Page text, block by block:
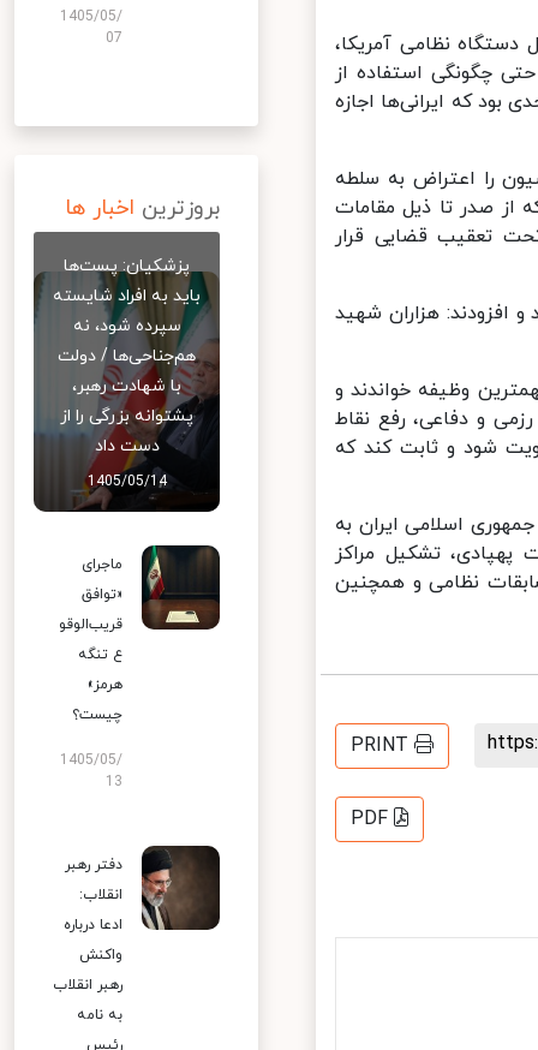
نظامی آمریکا،
چگونگی استفاده از
که ایرانی‌ها اجازه
با کاپیتولاسیون را اعتراض به سلطه
از صدر تا ذیل مقامات
تعقیب قضایی قرار
هزاران شهید
وظیفه خواندند و
و دفاعی، رفع نقاط
شود و ثابت کند که
اسلامی ایران به
تشکیل مراکز
نظامی و همچنین
PRINT
PDF
1405/05/
07
بروزترین اخبار ها
پزشکیان: پست‌ها
باید به افراد شایسته
سپرده شود، نه
هم‌جناحی‌ها / دولت
با شهادت رهبر،
پشتوانه بزرگی را از
دست داد
1405/05/14
ماجرای
«توافق
قریب‌الوقو
ع تنگه
هرمز»
چیست؟
1405/05/
13
دفتر رهبر
انقلاب:
ادعا درباره
واکنش
رهبر انقلاب
به نامه
رئیس